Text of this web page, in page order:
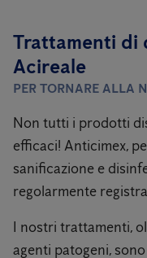
Trattamenti di
Acireale
PER TORNARE ALLA
Non tutti i prodotti
efficaci! Anticimex,
sanificazione e
regolarmente
I nostri trattamenti,
agenti patogeni,